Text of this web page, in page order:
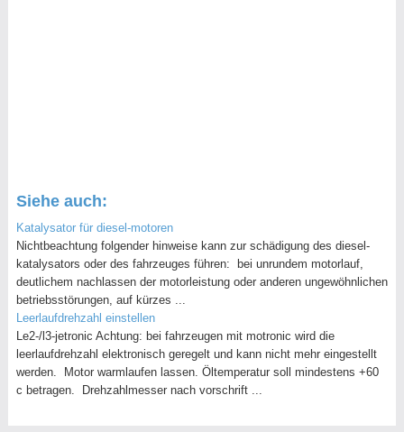
Siehe auch:
Katalysator für diesel-motoren
Nichtbeachtung folgender hinweise kann zur schädigung des diesel-
katalysators oder des fahrzeuges führen: bei unrundem motorlauf,
deutlichem nachlassen der motorleistung oder anderen ungewöhnlichen
betriebsstörungen, auf kürzes ...
Leerlaufdrehzahl einstellen
Le2-/l3-jetronic Achtung: bei fahrzeugen mit motronic wird die
leerlaufdrehzahl elektronisch geregelt und kann nicht mehr eingestellt
werden. Motor warmlaufen lassen. Öltemperatur soll mindestens +60
c betragen. Drehzahlmesser nach vorschrift ...